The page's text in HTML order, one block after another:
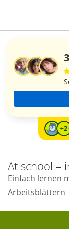
At school –
Einfach lernen
Arbeitsblättern